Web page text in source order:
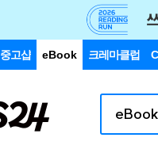
중고샵 eBook 크레마클럽